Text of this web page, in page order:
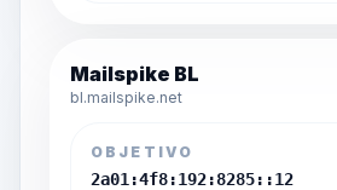
Mailspike BL
bl.mailspike.net
OBJETIVO
2a01:4f8:192:8285::12